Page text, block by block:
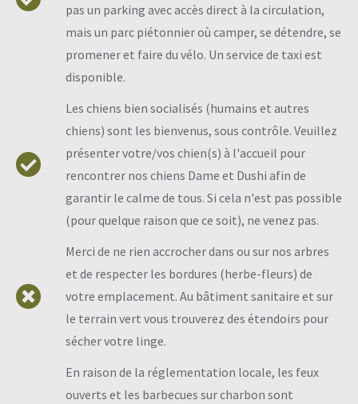
pas un parking avec accès direct à la circulation,
mais un parc piétonnier où camper, se détendre, se
promener et faire du vélo. Un service de taxi est
disponible.
Les chiens bien socialisés (humains et autres
chiens) sont les bienvenus, sous contrôle. Veuillez
présenter votre/vos chien(s) à l'accueil pour
rencontrer nos chiens Dame et Dushi afin de
garantir le calme de tous. Si cela n'est pas possible
(pour quelque raison que ce soit), ne venez pas.
Merci de ne rien accrocher dans ou sur nos arbres
et de respecter les bordures (herbe-fleurs) de
votre emplacement. Au bâtiment sanitaire et sur
le terrain vert vous trouverez des étendoirs pour
sécher votre linge.
En raison de la réglementation locale, les feux
ouverts et les barbecues sur charbon sont